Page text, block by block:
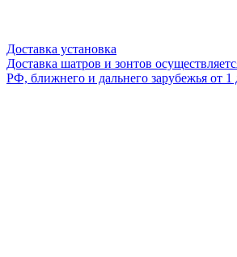
Доставка установка
Доставка шатров и зонтов
РФ, ближнего и дальнего зарубежья от 1